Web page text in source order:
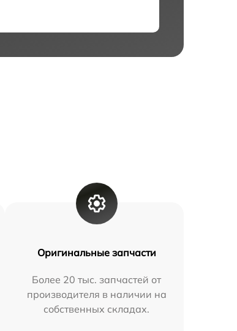
Оригинальные запчасти
Более 20 тыс. запчастей от
производителя в наличии на
собственных складах.